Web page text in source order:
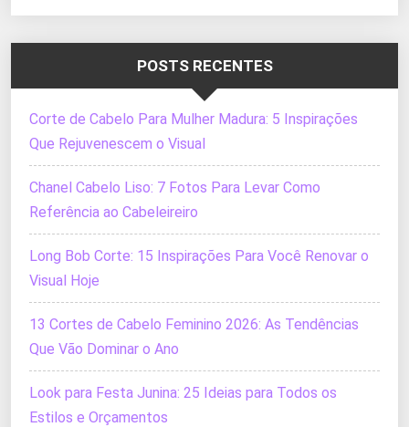
POSTS RECENTES
Corte de Cabelo Para Mulher Madura: 5 Inspirações
Que Rejuvenescem o Visual
Chanel Cabelo Liso: 7 Fotos Para Levar Como
Referência ao Cabeleireiro
Long Bob Corte: 15 Inspirações Para Você Renovar o
Visual Hoje
13 Cortes de Cabelo Feminino 2026: As Tendências
Que Vão Dominar o Ano
Look para Festa Junina: 25 Ideias para Todos os
Estilos e Orçamentos